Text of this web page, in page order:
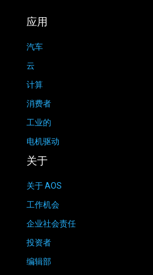
应用
汽车
云
计算
消费者
工业的
电机驱动
关于
关于 AOS
工作机会
企业社会责任
投资者
编辑部